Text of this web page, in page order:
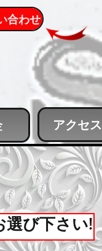
アクセス
合わせ
選び下さい!